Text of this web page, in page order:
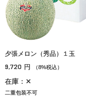
夕張メロン（秀品）１玉
9,720 円 （8%税込）
在庫：✕
二重包装不可